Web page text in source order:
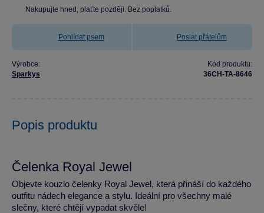
Nakupujte hned, plaťte později. Bez poplatků.
Pohlídat psem Poslat přátelům
Výrobce:
Sparkys
Kód produktu:
36CH-TA-8646
Popis produktu
Čelenka Royal Jewel
Objevte kouzlo čelenky Royal Jewel, která přináší do každého
outfitu nádech elegance a stylu. Ideální pro všechny malé
slečny, které chtějí vypadat skvěle!